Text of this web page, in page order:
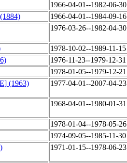
1966-04-01--1982-06-30
1966-04-01--1984-09-16
1976-03-26--1982-04-30
1978-10-02--1989-11-15
1976-11-23--1979-12-31
1978-01-05--1979-12-21
(1963) 1977-04-01--2007-04-23
1968-04-01--1980-01-31
1978-01-04--1978-05-26
1974-09-05--1985-11-30
1971-01-15--1978-06-23